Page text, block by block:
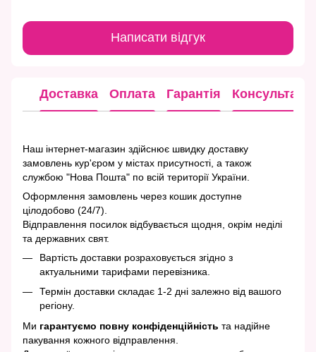
Написати відгук
Доставка Оплата Гарантія Консультація
Наш інтернет-магазин здійснює швидку доставку
замовлень кур'єром у містах присутності, а також
службою "Нова Пошта" по всій території України.
Оформлення замовлень через кошик доступне
цілодобово (24/7).
Відправлення посилок відбувається щодня, окрім неділі
та державних свят.
Вартість доставки розраховується згідно з
актуальними тарифами перевізника.
Термін доставки складає 1-2 дні залежно від вашого
регіону.
Ми гарантуємо повну конфіденційність та надійне
пакування кожного відправлення.